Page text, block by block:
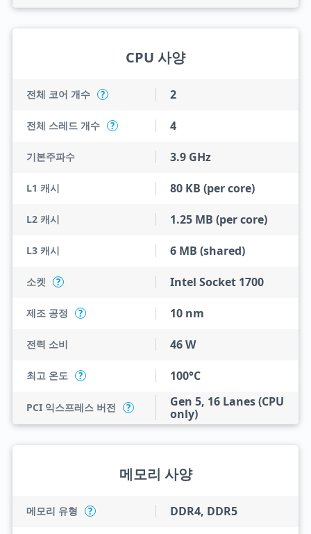
CPU 사양
전체 코어 개수 ? 2
전체 스레드 개수 ? 4
기본주파수 3.9 GHz
L1 캐시 80 KB (per core)
L2 캐시 1.25 MB (per core)
L3 캐시 6 MB (shared)
소켓 ? Intel Socket 1700
제조 공정 ? 10 nm
전력 소비 46 W
최고 온도 ? 100°C
PCI 익스프레스 버전 ?
Gen 5, 16 Lanes (CPU
only)
메모리 사양
메모리 유형 ? DDR4, DDR5